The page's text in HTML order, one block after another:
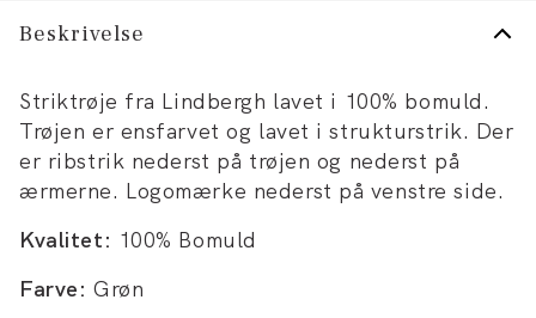
Beskrivelse
Striktrøje fra Lindbergh lavet i 100% bomuld.
Trøjen er ensfarvet og lavet i strukturstrik. Der
er ribstrik nederst på trøjen og nederst på
ærmerne. Logomærke nederst på venstre side.
Kvalitet: 100% Bomuld
Farve: Grøn